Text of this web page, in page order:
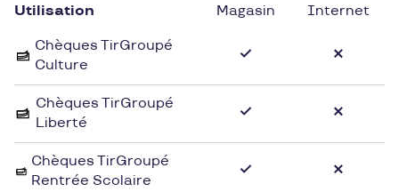
BD jeunesse, manga...), des jeux, des outils éducatifs
voir une exposition d’artiste, confier son enfant
lecture, s’essayer en famille à un des jeux mis à
disposition.
Le lieu est accueillant pour les enfants et les
familles : espace de lecture, de dessin, de jeux,
table de change.
Utilisation Magasin Internet
Chèques TirGroupé
Culture
Chèques TirGroupé
Liberté
Chèques TirGroupé
Rentrée Scolaire